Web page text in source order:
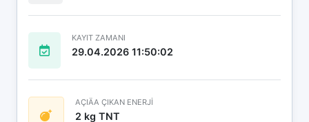
KAYIT ZAMANI
29.04.2026 11:50:02
AÇIÄA ÇIKAN ENERJİ
2 kg TNT